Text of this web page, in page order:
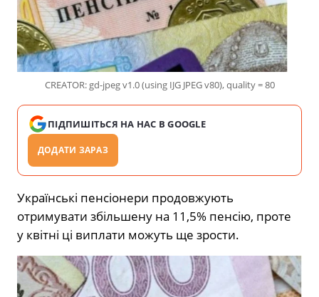
CREATOR: gd-jpeg v1.0 (using IJG JPEG v80), quality = 80
ПІДПИШІТЬСЯ НА НАС В GOOGLE
ДОДАТИ ЗАРАЗ
Українські пенсіонери продовжують
отримувати збільшену на 11,5% пенсію, проте
у квітні ці виплати можуть ще зрости.